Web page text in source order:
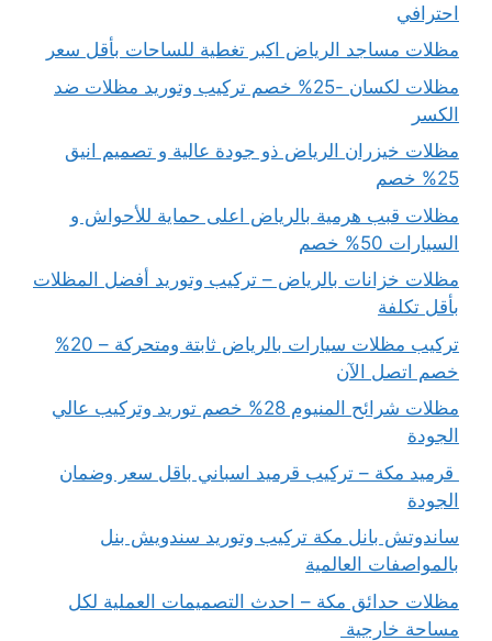
احترافي
مظلات مساجد الرياض اكبر تغطية للساحات بأقل سعر
مظلات لكسان -25% خصم تركيب وتوريد مظلات ضد
الكسر
مظلات خيزران الرياض ذو جودة عالية و تصميم انيق
25% خصم
مظلات قبب هرمية بالرياض اعلى حماية للأحواش و
السيارات 50% خصم
مظلات خزانات بالرياض – تركيب وتوريد أفضل المظلات
بأقل تكلفة
تركيب مظلات سيارات بالرياض ثابتة ومتحركة – 20%
خصم اتصل الآن
مظلات شرائح المنيوم 28% خصم توريد وتركيب عالي
الجودة
قرميد مكة – تركيب قرميد اسباني باقل سعر وضمان
الجودة
ساندوتش بانل مكة تركيب وتوريد سندويش بنل
بالمواصفات العالمية
مظلات حدائق مكة – احدث التصميمات العملية لكل
مساحة خارجية